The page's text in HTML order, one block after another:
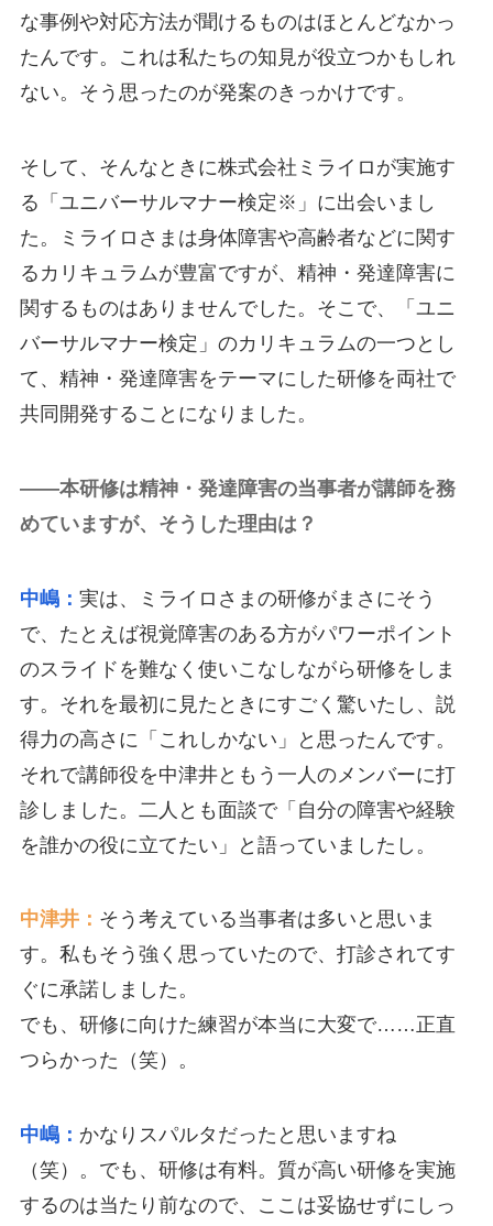
な事例や対応方法が聞けるものはほとんどなかっ
たんです。これは私たちの知見が役立つかもしれ
ない。そう思ったのが発案のきっかけです。
そして、そんなときに株式会社ミライロが実施す
る「ユニバーサルマナー検定※」に出会いまし
た。ミライロさまは身体障害や高齢者などに関す
るカリキュラムが豊富ですが、精神・発達障害に
関するものはありませんでした。そこで、「ユニ
バーサルマナー検定」のカリキュラムの一つとし
て、精神・発達障害をテーマにした研修を両社で
共同開発することになりました。
――本研修は精神・発達障害の当事者が講師を務
めていますが、そうした理由は？
中嶋： 実は、ミライロさまの研修がまさにそう
で、たとえば視覚障害のある方がパワーポイント
のスライドを難なく使いこなしながら研修をしま
す。それを最初に見たときにすごく驚いたし、説
得力の高さに「これしかない」と思ったんです。
それで講師役を中津井ともう一人のメンバーに打
診しました。二人とも面談で「自分の障害や経験
を誰かの役に立てたい」と語っていましたし。
中津井： そう考えている当事者は多いと思いま
す。私もそう強く思っていたので、打診されてす
ぐに承諾しました。
でも、研修に向けた練習が本当に大変で……正直
つらかった（笑）。
中嶋： かなりスパルタだったと思いますね
（笑）。でも、研修は有料。質が高い研修を実施
するのは当たり前なので、ここは妥協せずにしっ